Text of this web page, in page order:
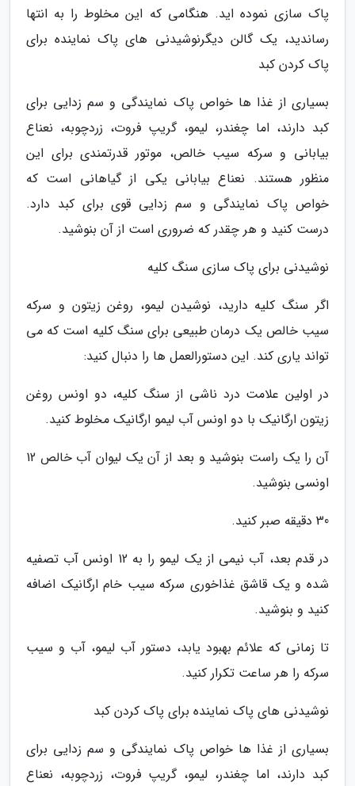
پاک سازی نموده اید. هنگامی که این مخلوط را به انتها
رساندید، یک گالن دیگرنوشیدنی های پاک نماینده برای
پاک کردن کبد
بسیاری از غذا ها خواص پاک نمایندگی و سم زدایی برای
کبد دارند، اما چغندر، لیمو، گریپ فروت، زردچوبه، نعناع
بیابانی و سرکه سیب خالص، موتور قدرتمندی برای این
منظور هستند. نعناع بیابانی یکی از گیاهانی است که
خواص پاک نمایندگی و سم زدایی قوی برای کبد دارد.
درست کنید و هر چقدر که ضروری است از آن بنوشید.
نوشیدنی برای پاک سازی سنگ کلیه
اگر سنگ کلیه دارید، نوشیدن لیمو، روغن زیتون و سرکه
سیب خالص یک درمان طبیعی برای سنگ کلیه است که می
تواند یاری کند. این دستورالعمل ها را دنبال کنید:
در اولین علامت درد ناشی از سنگ کلیه، دو اونس روغن
زیتون ارگانیک با دو اونس آب لیمو ارگانیک مخلوط کنید.
آن را یک راست بنوشید و بعد از آن یک لیوان آب خالص 12
اونسی بنوشید.
30 دقیقه صبر کنید.
در قدم بعد، آب نیمی از یک لیمو را به 12 اونس آب تصفیه
شده و یک قاشق غذاخوری سرکه سیب خام ارگانیک اضافه
کنید و بنوشید.
تا زمانی که علائم بهبود یابد، دستور آب لیمو، آب و سیب
سرکه را هر ساعت تکرار کنید.
نوشیدنی های پاک نماینده برای پاک کردن کبد
بسیاری از غذا ها خواص پاک نمایندگی و سم زدایی برای
کبد دارند، اما چغندر، لیمو، گریپ فروت، زردچوبه، نعناع